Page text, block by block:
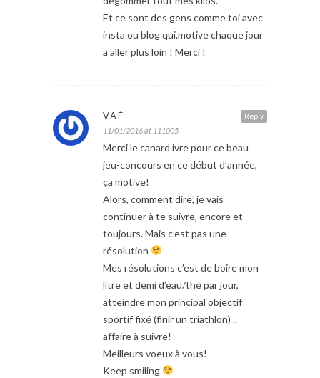
Et ce sont des gens comme toi avec
insta ou blog qui.motive chaque jour
a aller plus loin ! Merci !
Reply
VAÉ
11/01/2016 at 111005
Merci le canard ivre pour ce beau
jeu-concours en ce début d’année,
ça motive!
Alors, comment dire, je vais
continuer à te suivre, encore et
toujours. Mais c’est pas une
résolution
Mes résolutions c’est de boire mon
litre et demi d’eau/thé par jour,
atteindre mon principal objectif
sportif fixé (finir un triathlon) ..
affaire à suivre!
Meilleurs voeux à vous!
Keep smiling